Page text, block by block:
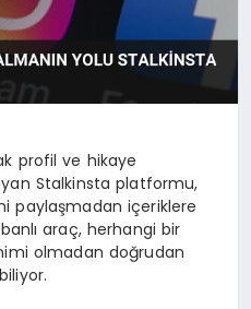
profil ve hikaye
Stalkinsta platformu,
paylaşmadan içeriklere
araç, herhangi bir
olmadan doğrudan